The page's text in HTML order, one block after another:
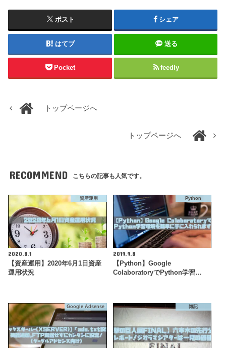
ポスト シェア
はてブ 送る
Pocket feedly
トップページへ
トップページへ
RECOMMEND こちらの記事も人気です。
資産運用
2020.8.1
【資産運用】2020年6月1日資産
運用状況
Python
2019.9.8
【Python】Google
ColaboratoryでPython学習…
Google Adsense 雑記